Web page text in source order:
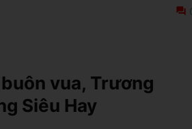
vua, Trương
Siêu Hay